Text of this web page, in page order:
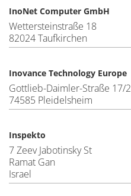
InoNet Computer GmbH
Wettersteinstraße 18
82024 Taufkirchen
Inovance Technology Europe
Gottlieb-Daimler-Straße 17/2
74585 Pleidelsheim
Inspekto
7 Zeev Jabotinsky St
Ramat Gan
Israel